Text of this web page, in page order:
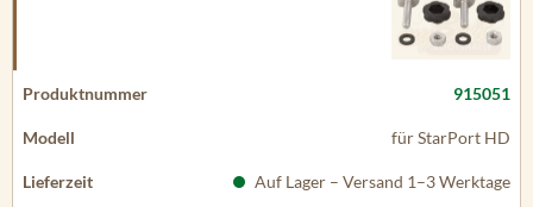
915051
für StarPort HD
Auf Lager – Versand 1–3 Werktage